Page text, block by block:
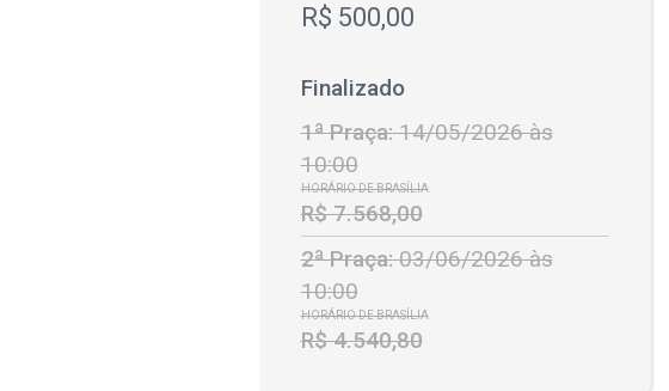
R$ 500,00
Finalizado
1ª Praça:14/05/2026 às
10:00
HORÁRIO DE BRASÍLIA
R$ 7.568,00
2ª Praça:03/06/2026 às
10:00
HORÁRIO DE BRASÍLIA
R$ 4.540,80